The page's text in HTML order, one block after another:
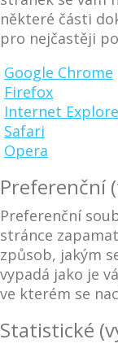
některé části
pro nejčastěji
Google Chrome
Firefox
Internet
Safari
Opera
Preferenční
Preferenční
stránce
způsob, jakým
vypadá jako je
ve kterém se
Statistické